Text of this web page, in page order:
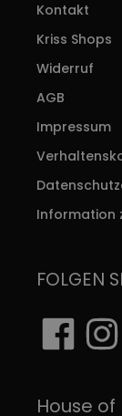
Kontakt
Kriss Shops
Widerruf
AGB
Impressum
Information
FOLGEN
House of